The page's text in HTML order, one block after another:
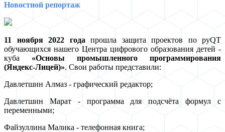
Новостной репортаж
11 ноября 2022 года прошла защита проектов по pyQT
обучающихся нашего Центра цифрового образования детей -
куба «Основы промышленного программирования
(Яндекс-Лицей)». Свои работы представили:
Давлетшин Алмаз - графический редактор;
Давлетшин Марат - программа для подсчёта формул с
переменными;
Файзуллина Малика - телефонная книга;